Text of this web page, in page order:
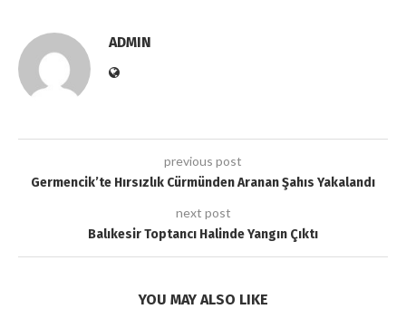
ADMIN
previous post
Germencik’te Hırsızlık Cürmünden Aranan Şahıs Yakalandı
next post
Balıkesir Toptancı Halinde Yangın Çıktı
YOU MAY ALSO LIKE